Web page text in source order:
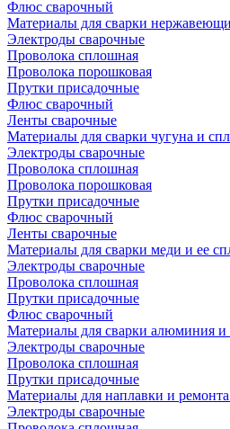
Флюс сварочный
Материалы для сварки
Электроды сварочные
Проволока сплошная
Проволока порошковая
Прутки присадочные
Флюс сварочный
Ленты сварочные
Материалы для сварки чугуна и
Электроды сварочные
Проволока сплошная
Проволока порошковая
Прутки присадочные
Флюс сварочный
Ленты сварочные
Материалы для сварки меди и ее
Электроды сварочные
Проволока сплошная
Прутки присадочные
Флюс сварочный
Материалы для сварки алюминия и
Электроды сварочные
Проволока сплошная
Прутки присадочные
Материалы для наплавки и ремонта
Электроды сварочные